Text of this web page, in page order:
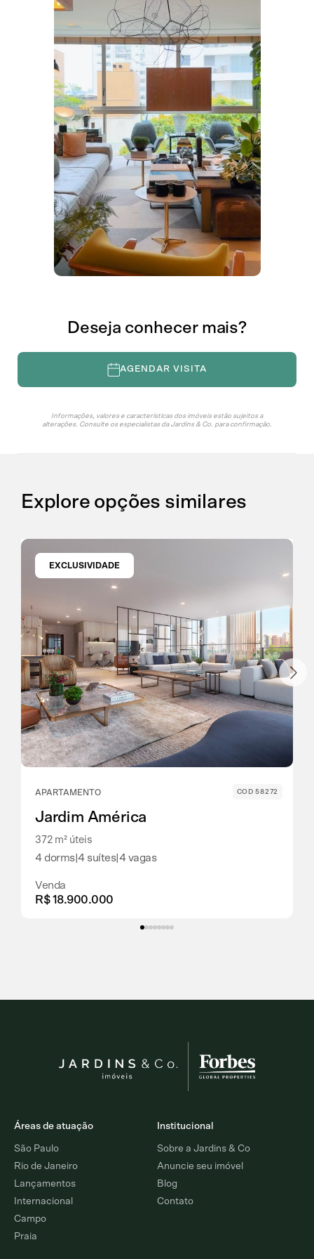
Deseja conhecer mais?
AGENDAR VISITA
Informações, valores e características dos imóveis estão sujeitos a
alterações. Consulte os especialistas da Jardins & Co. para confirmação.
Escolha a data no calendário
Agosto de 2026
Dom Qua Qui Sex Sáb
26 27 28 29 31 1
2 3 5 6 7 8
9 10 11 12 13 14 15
16 17 19 20 21 22
23 24 25 26 27 28 29
30 31 2 4 5
Explore opções similares
EXCLUSIVIDADE
COD 58272
APARTAMENTO
Jardim América
372 m² úteis
4 dorms| 4 suítes| 4 vagas
Venda
R$ 18.900.000
Áreas de atuação
São Paulo
Rio de Janeiro
Lançamentos
Internacional
Campo
Praia
Institucional
Sobre a Jardins & Co
Anuncie seu imóvel
Blog
Contato